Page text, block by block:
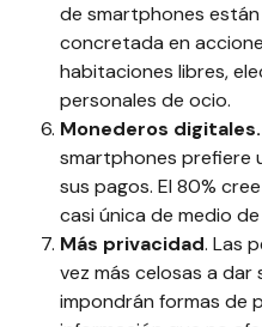
de smartphones
concretada en
habitaciones libres,
personales de ocio.
Monederos digitales.
smartphones prefiere
sus pagos. El 80%
casi única de medio
Más privacidad. Las
vez más celosas a dar
impondrán formas de